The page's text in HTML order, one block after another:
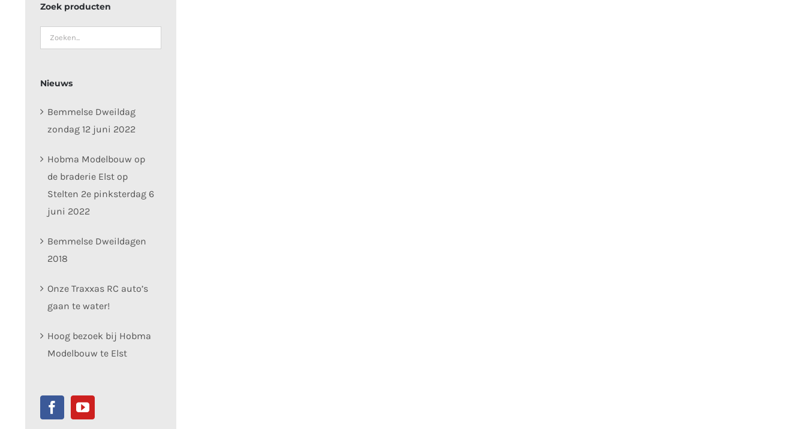
Zoek producten
Nieuws
Bemmelse Dweildag
zondag 12 juni 2022
Hobma Modelbouw op
de braderie Elst op
Stelten 2e pinksterdag 6
juni 2022
Bemmelse Dweildagen
2018
Onze Traxxas RC auto’s
gaan te water!
Hoog bezoek bij Hobma
Modelbouw te Elst